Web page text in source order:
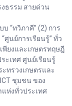
งธรรม สายด่วน
“ทวิภาคี” (2) การ
ศูนย์การเรียนรู้” ทั่ว
พียงและเกษตรทฤษฎี
ะเทศ ศูนย์เรียนรู้
ทรวงเกษตรและ
ชุมชน ของ
แห่งทั่วประเทศ